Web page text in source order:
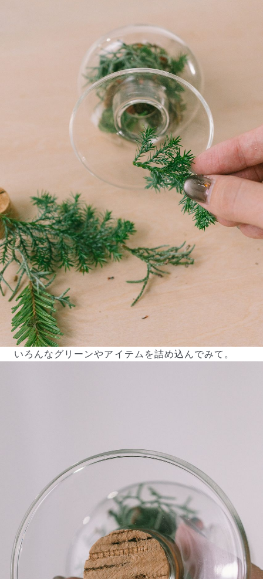
いろんなグリーンやアイテムを詰め込んでみて。